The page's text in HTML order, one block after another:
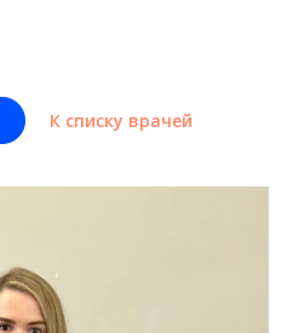
К списку врачей